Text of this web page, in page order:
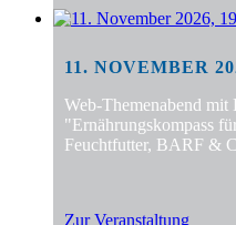
11. NOVEMBER
Web-Themenabend
"Ernährungskompass
Feuchtfutter, BARF &
Zur Veranstaltung